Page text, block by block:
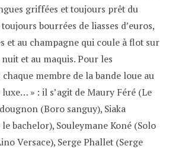
griffées et toujours prêt du
bourrées de liasses d’euros,
et au champagne qui coule à flot sur
et au maquis. Pour les
membre de la bande loue au
» : il s’agit de Maury Féré (Le
(Boro sanguy), Siaka
bachelor), Souleymane Koné (Solo
Versace), Serge Phallet (Serge